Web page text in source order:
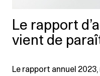
Le rapport
vient de
Le rapport annuel